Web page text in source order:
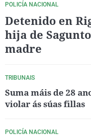
POLICÍA NACIONAL
Detenido en
hija de
madre
TRIBUNAIS
Suma máis de 28
violar ás súas fillas
POLICÍA NACIONAL